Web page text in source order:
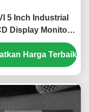
5 Inch Industrial
Display Monitor
480*480 Pixel
dan 450cd/m2
PD050OX1
Harga Terbaik